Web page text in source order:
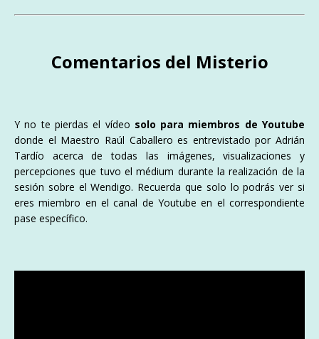
Comentarios del Misterio
Y no te pierdas el vídeo solo para miembros de Youtube
donde el Maestro Raúl Caballero es entrevistado por Adrián
Tardío acerca de todas las imágenes, visualizaciones y
percepciones que tuvo el médium durante la realización de la
sesión sobre el Wendigo. Recuerda que solo lo podrás ver si
eres miembro en el canal de Youtube en el correspondiente
pase específico.